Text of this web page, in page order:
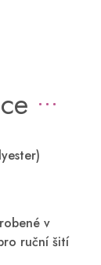
v
ruční šití